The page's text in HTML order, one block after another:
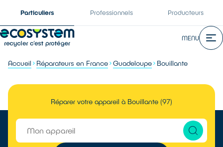
Particuliers Professionnels Producteurs
MENU
Accueil Réparateurs en France Guadeloupe Bouillante
Réparer votre appareil à Bouillante (97)